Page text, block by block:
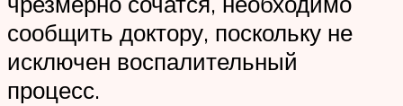
сообщить доктору, поскольку не
исключен воспалительный
процесс.